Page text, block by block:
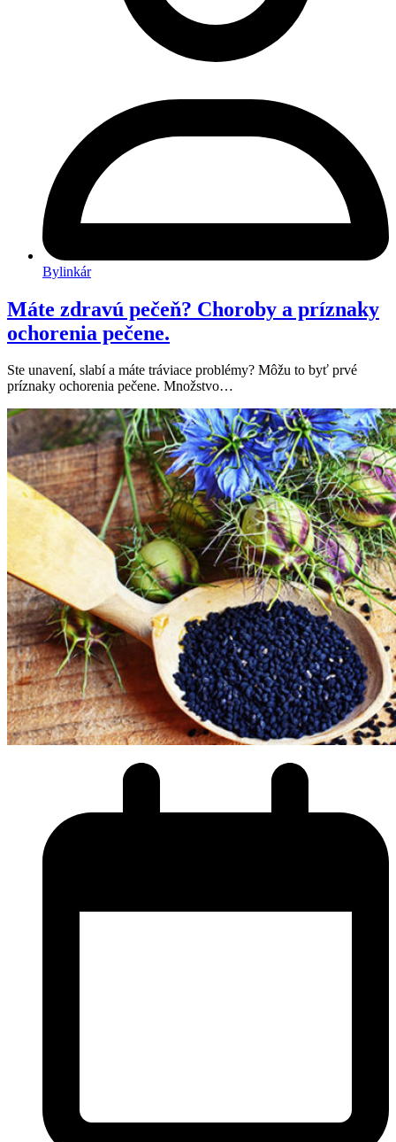
Bylinkár
Máte zdravú pečeň? Choroby a príznaky
ochorenia pečene.
Ste unavení, slabí a máte tráviace problémy? Môžu to byť prvé
príznaky ochorenia pečene. Množstvo…